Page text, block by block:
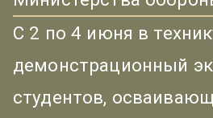
С 2 по 4 июня в
демонстрационный
студентов,